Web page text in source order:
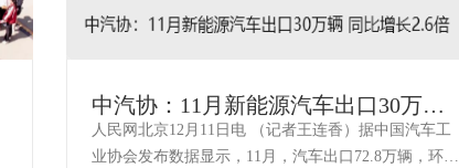
中汽协：11月新能源汽车出口30万辆
同比增长2.6倍
人民网北京12月11日电 （记者王连香）据中国汽车工
业协会发布数据显示，11月，汽车出口72.8万辆，环比